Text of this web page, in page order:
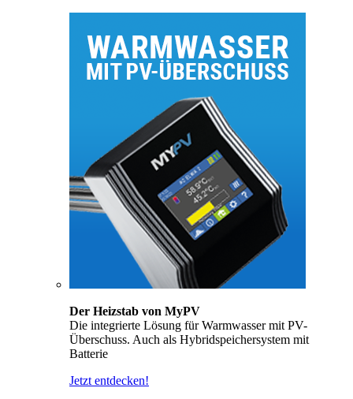
Der Heizstab von MyPV
Die integrierte Lösung für Warmwasser mit PV-
Überschuss. Auch als Hybridspeichersystem mit
Batterie
Jetzt entdecken!